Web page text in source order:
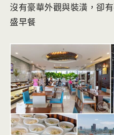
沒有豪華外觀與裝潢，卻
盛早餐